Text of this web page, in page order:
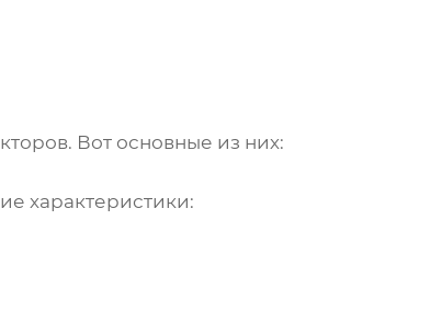
Вот основные из них:
характеристики: